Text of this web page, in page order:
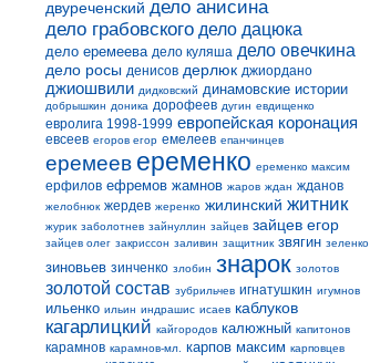
двуреченский дело анисина
дело грабовского дело дацюка
дело еремеева дело куляша дело овечкина
дело росы денисов дерлюк джиордано
джиошвили дидковский динамовские истории
добрышкин доника дорофеев дугин евдищенко
евролига 1998-1999 европейская коронация
евсеев егоров егор емелеев епанчинцев
еремеев еременко еременко максим
ерфилов ефремов жамнов жаров ждан жданов
желобнюк жердев жеренко жилинский житник
журик заболотнев зайнуллин зайцев зайцев егор
зайцев олег закриссон заливин защитник звягин зеленко
зиновьев зинченко злобин знарок золотов
золотой состав зубрильчев игнатушкин игумнов
ильенко ильин индрашис исаев каблуков
кагарлицкий кайгородов калюжный капитонов
карамнов карамнов-мл. карпов максим карповцев